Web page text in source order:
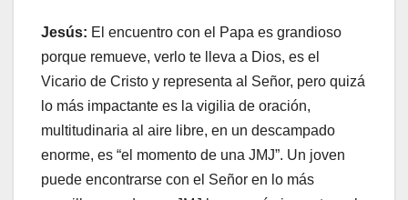
Jesús: El encuentro con el Papa es grandioso
porque remueve, verlo te lleva a Dios, es el
Vicario de Cristo y representa al Señor, pero quizá
lo más impactante es la vigilia de oración,
multitudinaria al aire libre, en un descampado
enorme, es “el momento de una JMJ”. Un joven
puede encontrarse con el Señor en lo más